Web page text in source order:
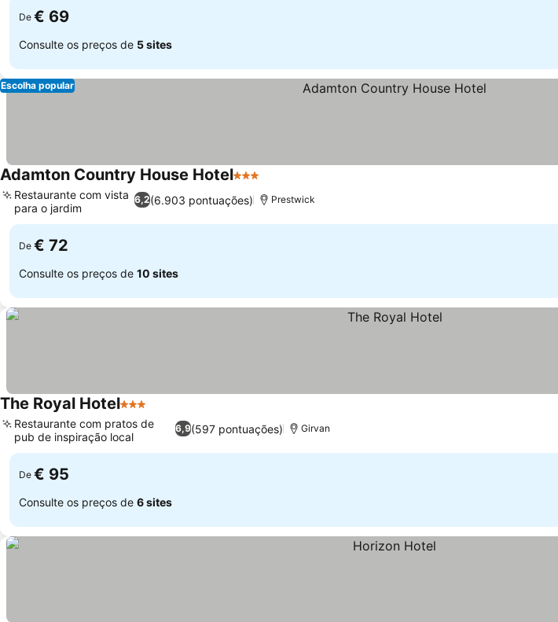
De € 69
Consulte os preços de 5 sites
Escolha popular
Adamton Country House Hotel3 Estrelas
6,2(6.903 pontuações)
Restaurante com vista
para o jardim
Prestwick
De € 72
Consulte os preços de 10 sites
The Royal Hotel3 Estrelas
6,9(597 pontuações)
Restaurante com pratos de
pub de inspiração local
Girvan
De € 95
Consulte os preços de 6 sites